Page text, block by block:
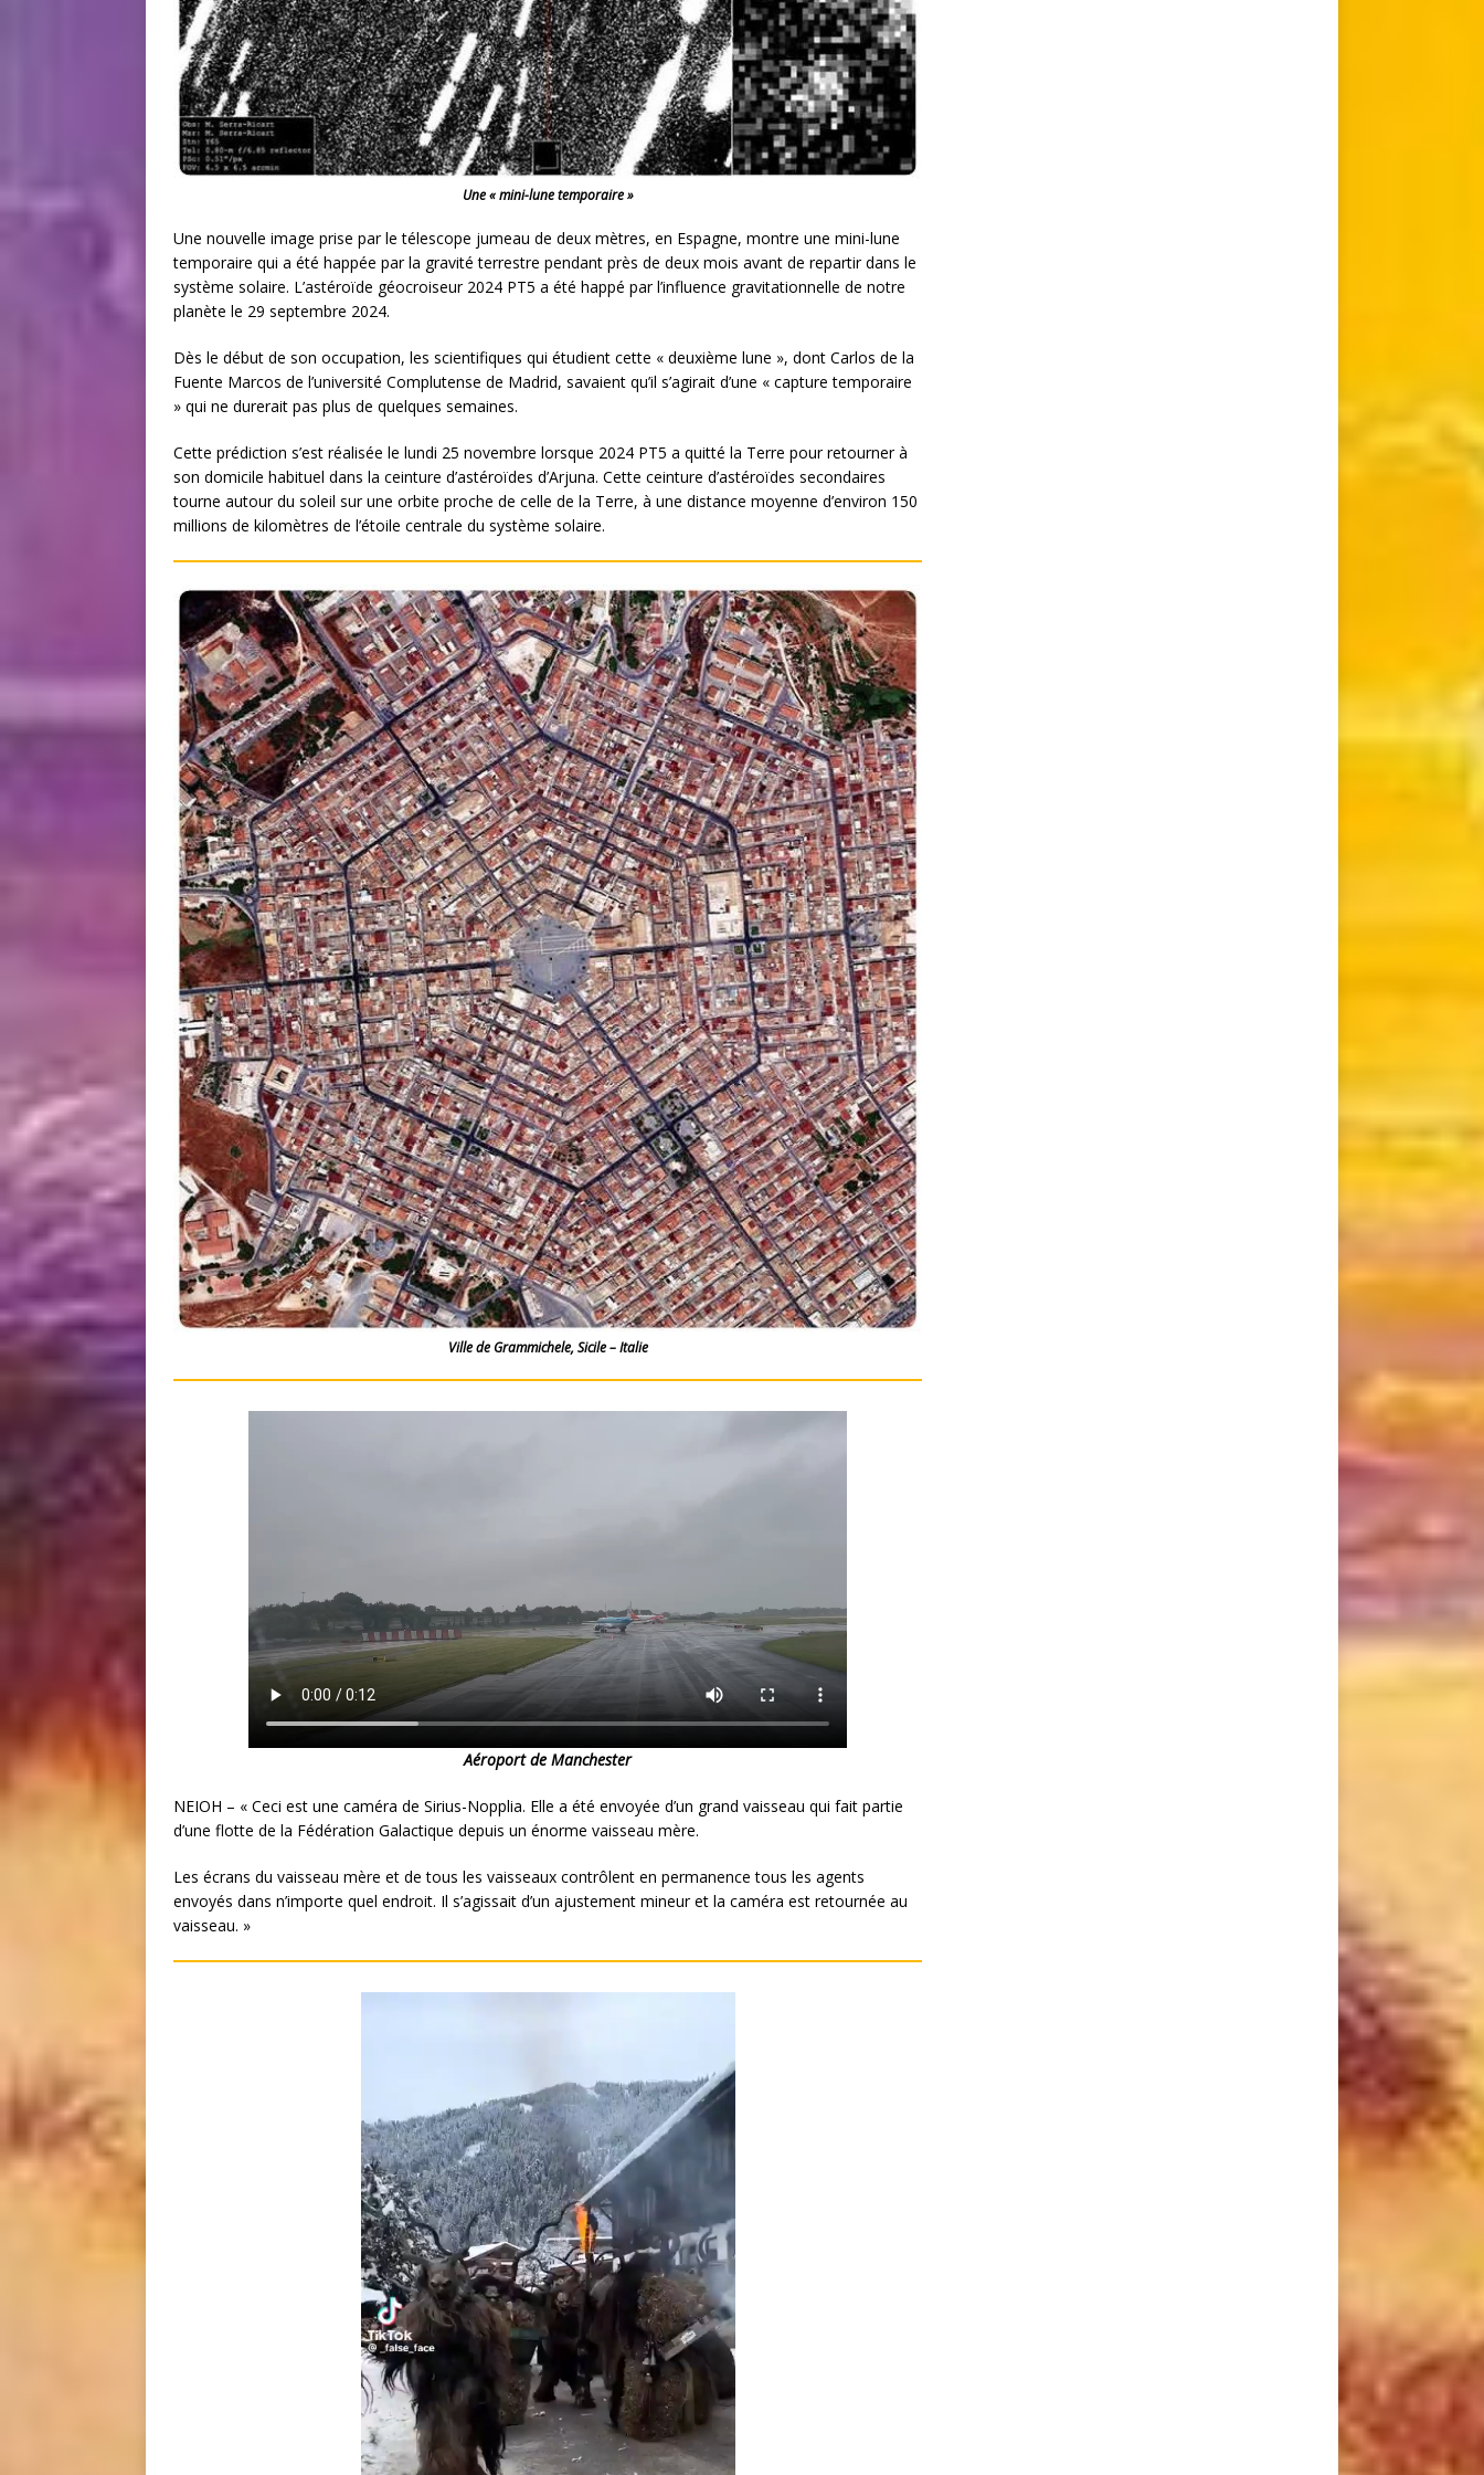
Une « mini-lune temporaire »
Une nouvelle image prise par le télescope jumeau de deux mètres, en Espagne, montre une mini-lune
temporaire qui a été happée par la gravité terrestre pendant près de deux mois avant de repartir dans le
système solaire. L’astéroïde géocroiseur 2024 PT5 a été happé par l’influence gravitationnelle de notre
planète le 29 septembre 2024.
Dès le début de son occupation, les scientifiques qui étudient cette « deuxième lune », dont Carlos de la
Fuente Marcos de l’université Complutense de Madrid, savaient qu’il s’agirait d’une « capture temporaire
» qui ne durerait pas plus de quelques semaines.
Cette prédiction s’est réalisée le lundi 25 novembre lorsque 2024 PT5 a quitté la Terre pour retourner à
son domicile habituel dans la ceinture d’astéroïdes d’Arjuna. Cette ceinture d’astéroïdes secondaires
tourne autour du soleil sur une orbite proche de celle de la Terre, à une distance moyenne d’environ 150
millions de kilomètres de l’étoile centrale du système solaire.
Ville de Grammichele, Sicile – Italie
Aéroport de Manchester
NEIOH – « Ceci est une caméra de Sirius-Nopplia. Elle a été envoyée d’un grand vaisseau qui fait partie
d’une flotte de la Fédération Galactique depuis un énorme vaisseau mère.
Les écrans du vaisseau mère et de tous les vaisseaux contrôlent en permanence tous les agents
envoyés dans n’importe quel endroit. Il s’agissait d’un ajustement mineur et la caméra est retournée au
vaisseau. »